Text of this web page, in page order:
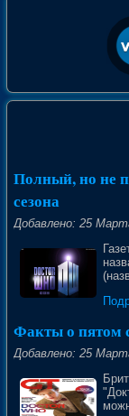
Полный, но не
сезона
Добавлено: 25
Факты о пятом
Добавлено: 25